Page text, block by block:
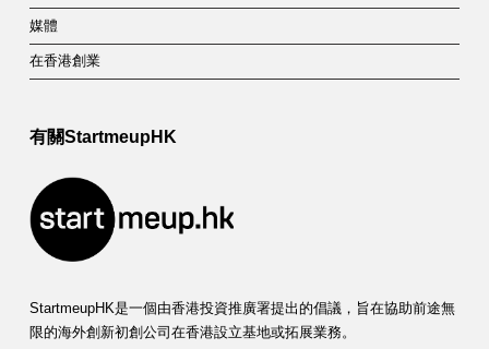
媒體
在香港創業
有關StartmeupHK
StartmeupHK是一個由香港投資推廣署提出的倡議，旨在協助前途無
限的海外創新初創公司在香港設立基地或拓展業務。